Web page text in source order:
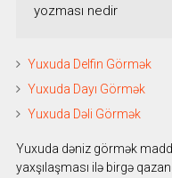
yozması nedir
Yuxuda Delfin Görmək
Yuxuda Dayı Görmək
Yuxuda Dəli Görmək
Yuxuda dəniz görmək
yaxşılaşması ilə birgə